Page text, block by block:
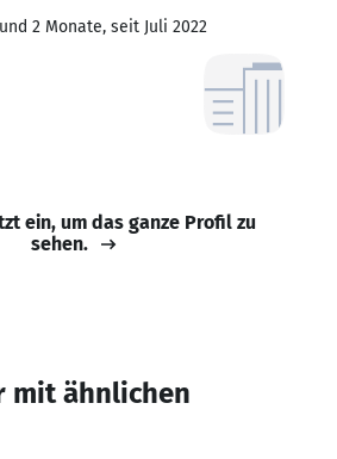
2 Monate, seit Juli 2022
ein, um das ganze Profil zu
sehen.
mit ähnlichen